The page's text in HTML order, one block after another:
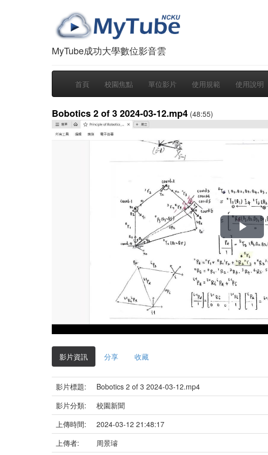
MyTube成功大學數位影音雲
首頁 校園焦點 單位影片 使用規範 使用說明
Bobotics 2 of 3 2024-03-12.mp4 (48:55)
播
放
片
影片資訊 分享 收藏
影片標題:
Bobotics 2 of 3 2024-03-12.mp4
影片分類:
校園新聞
上傳時間:
2024-03-12 21:48:17
上傳者:
周景璿